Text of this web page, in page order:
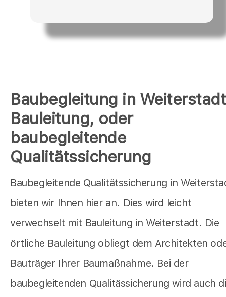
Baubegleitung in Weiterstadt
Bauleitung, oder
baubegleitende
Qualitätssicherung
Baubegleitende Qualitätssicherung in
bieten wir Ihnen hier an. Dies wird leicht
verwechselt mit Bauleitung in Weiterstadt. Die
örtliche Bauleitung obliegt dem Architekten
Bauträger Ihrer Baumaßnahme. Bei der
baubegleitenden Qualitässicherung wird auch